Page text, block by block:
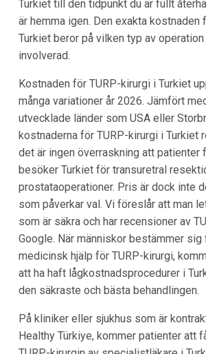
Turkiet till den tidpunkt du är fullt
är hemma igen. Den exakta kostnaden
Turkiet beror på vilken typ av
involverad.
Kostnaden för TURP-kirurgi i Turkiet
många variationer år 2026. Jämfört
utvecklade länder som USA eller
kostnaderna för TURP-kirurgi i Turkiet
det är ingen överraskning att patienter
besöker Turkiet för transuretral
prostataoperationer. Pris är dock inte
som påverkar val. Vi föreslår att man
som är säkra och har recensioner av
Google. När människor bestämmer
medicinsk hjälp för TURP-kirurgi,
att ha haft lågkostnadsprocedurer i
den säkraste och bästa behandlingen.
På kliniker eller sjukhus som är
Healthy Türkiye, kommer patienter att